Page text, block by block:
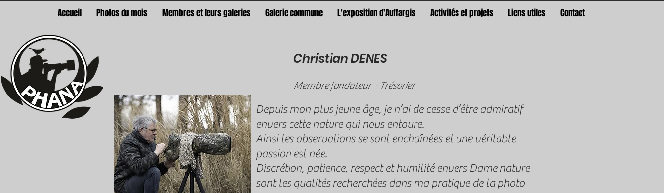
Accueil Photos du mois Membres et leurs galeries Galerie commune L'exposition d'Auffargis Activités et projets Liens utiles Contact
Christian DENES
Membre fondateur - Trésorier
Depuis mon plus jeune âge, je n’ai de cesse d’être admiratif
envers cette nature qui nous entoure.
Ainsi les observations se sont enchaînées et une véritable
passion est née.
Discrétion, patience, respect et humilité envers Dame nature
sont les qualités recherchées dans ma pratique de la photo